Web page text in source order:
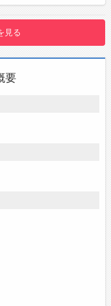
策など)
見る
要